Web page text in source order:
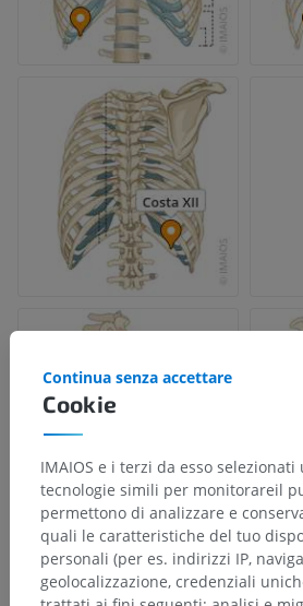
Cookie
Continua senza accettare
IMAIOS e i terzi da esso selezionati
tecnologie simili per monitorareil
permettono di analizzare e
quali le caratteristiche del tuo
personali (per es. indirizzi IP,
geolocalizzazione, credenziali